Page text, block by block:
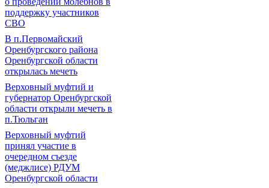
поддержку участников
СВО
В п.Первомайский
Оренбургского района
Оренбургской области
открылась мечеть
Верховный муфтий и
губернатор Оренбургской
области открыли мечеть в
п.Тюльган
Верховный муфтий
принял участие в
очередном съезде
(меджлисе) РДУМ
Оренбургской области